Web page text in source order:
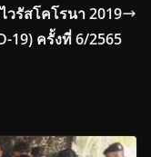
วรัสโคโรนา 2019
19) ครั้งที่ 6/2565